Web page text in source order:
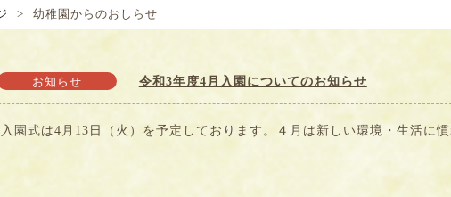
> 幼稚園からのおしらせ
お知らせ 令和3年度4月入園についてのお知らせ
園式は4月13日（火）を予定しております。４月は新しい環境・生活に